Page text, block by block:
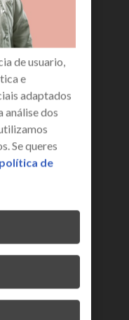
electrónico a
deseños,
e
ou aos que R
dos produtos
de
de R, dos
se
dereito
ou
prohibida
mesmos, a
ou
de usuario,
e
adaptados
análise dos
Se queres
política de